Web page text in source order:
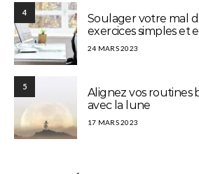
4
Soulager votre mal
exercices simples et
24 MARS 2023
5
Alignez vos
avec la lune
17 MARS 2023